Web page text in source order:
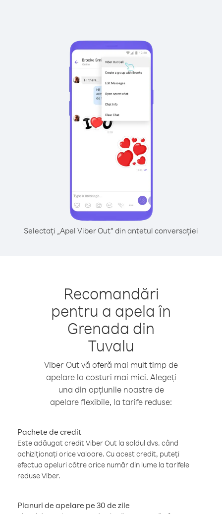
Selectați „Apel Viber Out” din antetul conversației
Recomandări
pentru a apela în
Grenada din
Tuvalu
Viber Out vă oferă mai mult timp de
apelare la costuri mai mici. Alegeți
una din opțiunile noastre de
apelare flexibile, la tarife reduse:
Pachete de credit
Este adăugat credit Viber Out la soldul dvs. când
achiziționați orice valoare. Cu acest credit, puteți
efectua apeluri către orice număr din lume la tarifele
reduse Viber.
Planuri de apelare pe 30 de zile